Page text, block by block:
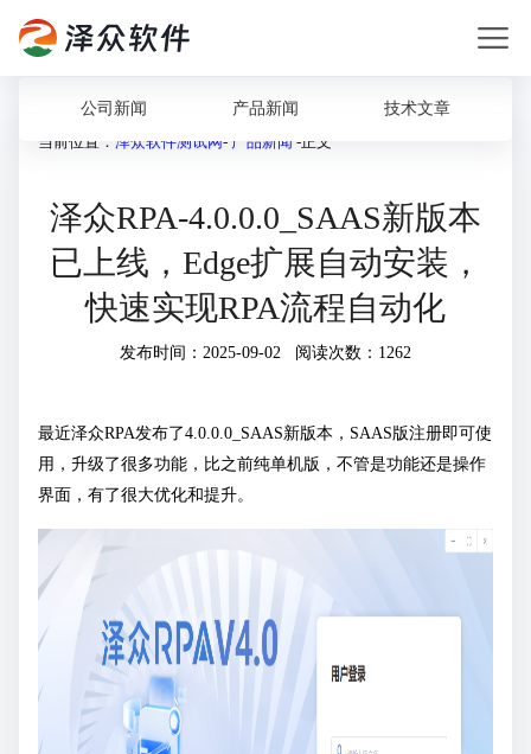
公司新闻 产品新闻
技术文章
当前位置： 泽众软件测试网- 产品新闻 -正文
泽众RPA-4.0.0.0_SAAS新版本
已上线，Edge扩展自动安装，
快速实现RPA流程自动化
发布时间：2025-09-02 阅读次数：1262
最近泽众RPA发布了4.0.0.0_SAAS新版本，SAAS版注册即可使
用，升级了很多功能，比之前纯单机版，不管是功能还是操作
界面，有了很大优化和提升。